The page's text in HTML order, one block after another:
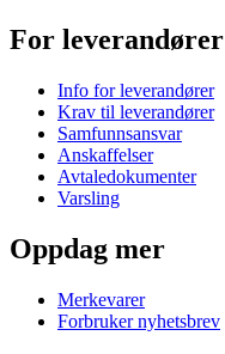
For leverandører
Info for leverandører
Krav til leverandører
Samfunnsansvar
Anskaffelser
Avtaledokumenter
Varsling
Oppdag mer
Merkevarer
Forbruker nyhetsbrev